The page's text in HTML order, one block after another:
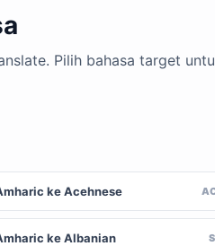
Pilih bahasa target
ke Acehnese
ke Albanian